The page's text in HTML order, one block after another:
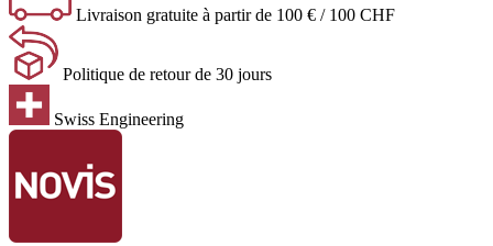
Livraison gratuite à partir de 100 € / 100 CHF
Politique de retour de 30 jours
Swiss Engineering